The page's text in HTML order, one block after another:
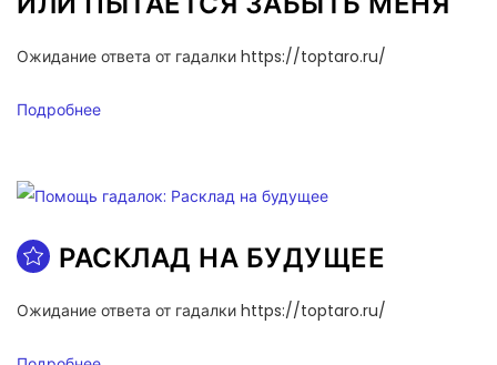
Ожидание ответа от гадалки https://toptaro.ru/
Подробнее
РАСКЛАД НА БУДУЩЕЕ
Ожидание ответа от гадалки https://toptaro.ru/